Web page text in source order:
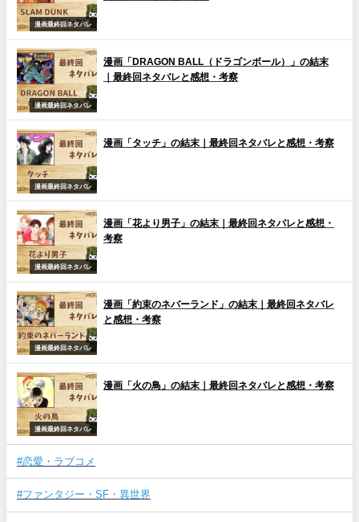
漫画最終回ネタバレ
漫画最終回ネタバレ
漫画「DRAGON BALL（ドラゴンボール）」の結末
｜最終回ネタバレと感想・考察
漫画最終回ネタバレ
漫画「タッチ」の結末｜最終回ネタバレと感想・考察
漫画最終回ネタバレ
漫画「花より男子」の結末｜最終回ネタバレと感想・
考察
漫画最終回ネタバレ
漫画「約束のネバーランド」の結末｜最終回ネタバレ
と感想・考察
漫画最終回ネタバレ
漫画「火の鳥」の結末｜最終回ネタバレと感想・考察
#恋愛・ラブコメ
#ファンタジー・SF・異世界